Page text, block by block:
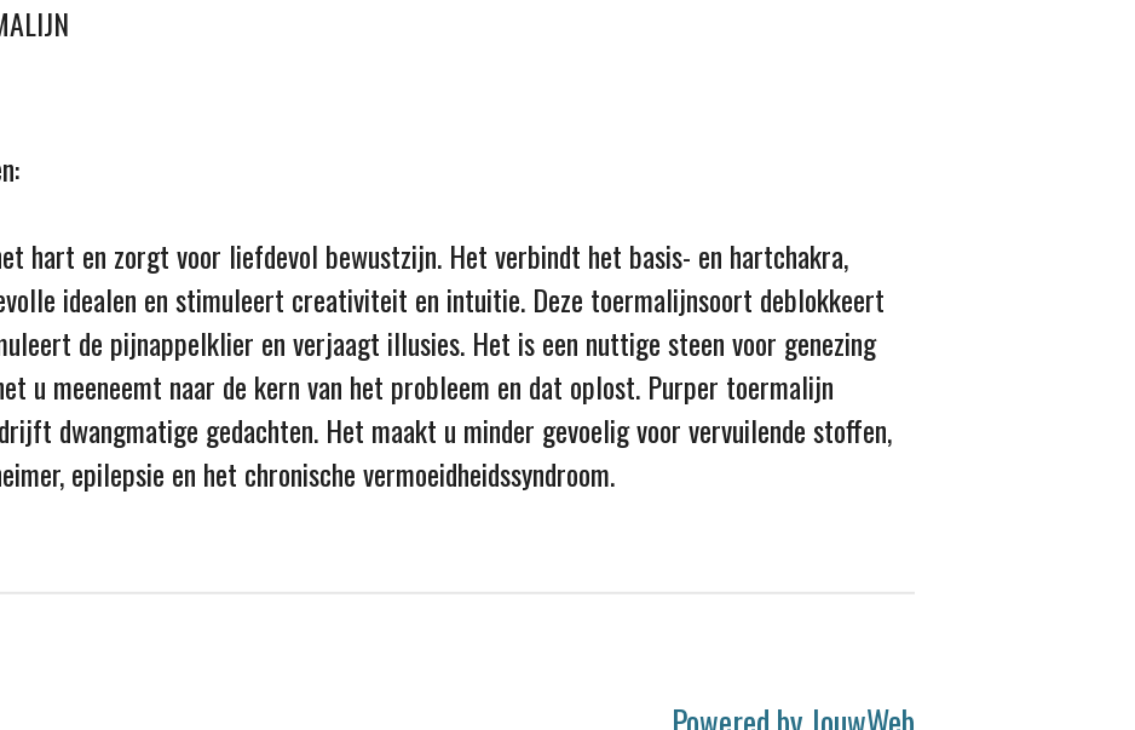
hart en zorgt voor liefdevol bewustzijn. Het verbindt het basis- en hartchakra,
idealen en stimuleert creativiteit en intuitie. Deze toermalijnsoort deblokkeert
de pijnappelklier en verjaagt illusies. Het is een nuttige steen voor genezing
u meeneemt naar de kern van het probleem en dat oplost. Purper toermalijn
dwangmatige gedachten. Het maakt u minder gevoelig voor vervuilende stoffen,
epilepsie en het chronische vermoeidheidssyndroom.